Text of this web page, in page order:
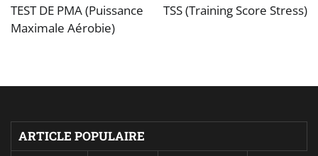
de
l’article
TEST DE PMA (Puissance
Maximale Aérobie)
TSS (Training Score Stress)
ARTICLE POPULAIRE